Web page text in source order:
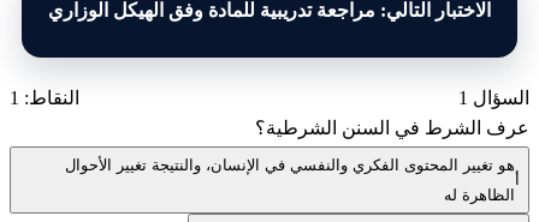
الاختبار التالي: مراجعة تدريبية للمادة وفق الهيكل الوزاري
السؤال 1
النقاط: 1
عرف الشرط في السنن الشرطية؟
هو تغيير المحتوى الفكري والنفسي في الإنسان، والنتيجة تغيير الأحوال
الظاهرة له